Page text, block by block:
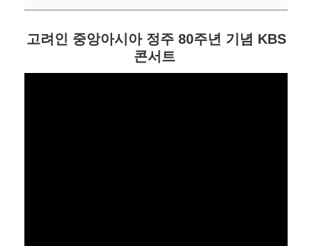
고려인 중앙아시아 정주 80주년 기념 KBS
콘서트